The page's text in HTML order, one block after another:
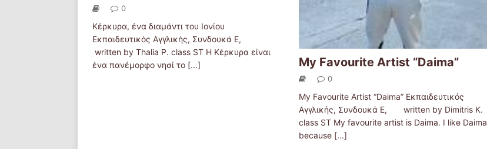
0
Κέρκυρα, ένα διαμάντι του Ιονίου
Εκπαιδευτικός Αγγλικής, Συνδουκά Ε,
written by Thalia P. class ST Η Κέρκυρα είναι
ένα πανέμορφο νησί το [...] My Favourite Artist “Daima”
0
My Favourite Artist “Daima” Εκπαιδευτικός
Αγγλικής, Συνδουκά Ε, written by Dimitris K.
class ST My favourite artist is Daima. I like Daima
because [...]